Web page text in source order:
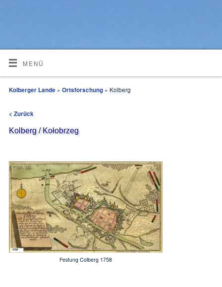
MENÜ
Kolberger Lande » Ortsforschung » Kolberg
< Zurück
Kolberg / Kołobrzeg
Festung Colberg 1758